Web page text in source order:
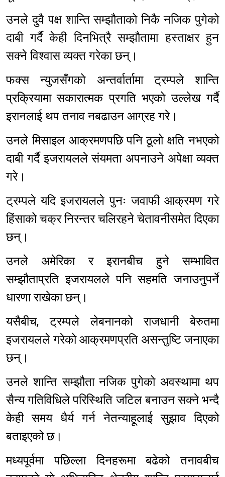
उनले दुवै पक्ष शान्ति सम्झौताको निकै नजिक पुगेको
दाबी गर्दै केही दिनभित्रै सम्झौतामा हस्ताक्षर हुन
सक्ने विश्वास व्यक्त गरेका छन्।
फक्स न्युजसँगको अन्तर्वार्तामा ट्रम्पले शान्ति
प्रक्रियामा सकारात्मक प्रगति भएको उल्लेख गर्दै
इरानलाई थप तनाव नबढाउन आग्रह गरे।
उनले मिसाइल आक्रमणपछि पनि ठूलो क्षति नभएको
दाबी गर्दै इजरायलले संयमता अपनाउने अपेक्षा व्यक्त
गरे।
ट्रम्पले यदि इजरायलले पुनः जवाफी आक्रमण गरे
हिंसाको चक्र निरन्तर चलिरहने चेतावनीसमेत दिएका
छन्।
उनले अमेरिका र इरानबीच हुने सम्भावित
सम्झौताप्रति इजरायलले पनि सहमति जनाउनुपर्ने
धारणा राखेका छन्।
यसैबीच, ट्रम्पले लेबनानको राजधानी बेरुतमा
इजरायलले गरेको आक्रमणप्रति असन्तुष्टि जनाएका
छन्।
उनले शान्ति सम्झौता नजिक पुगेको अवस्थामा थप
सैन्य गतिविधिले परिस्थिति जटिल बनाउन सक्ने भन्दै
केही समय धैर्य गर्न नेतन्याहूलाई सुझाव दिएको
बताइएको छ।
मध्यपूर्वमा पछिल्ला दिनहरूमा बढेको तनावबीच